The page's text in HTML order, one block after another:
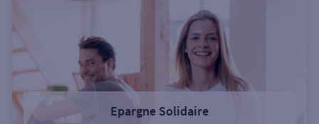
Epargne Solidaire